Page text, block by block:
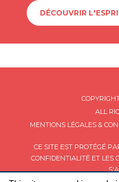
DÉCOUVRIR
ALL
MENTIONS LÉGALES &
CE SITE EST PROTÉGÉ
CONFIDENTIALITÉET LES